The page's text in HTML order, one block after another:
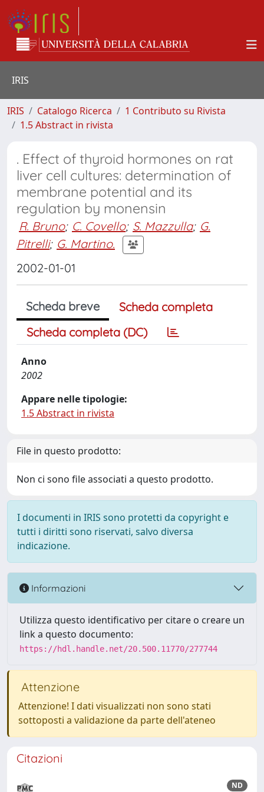
IRIS
IRIS Catalogo Ricerca
1 Contributo su Rivista
1.5 Abstract in rivista
. Effect of thyroid hormones on rat
liver cell cultures: determination of
membrane potential and its
regulation by monensin
R. Bruno; C. Covello; S. Mazzulla; G.
Pitrelli; G. Martino.
2002-01-01
Scheda breve
Scheda completa
Scheda completa (DC)
Anno
2002
Appare nelle tipologie:
1.5 Abstract in rivista
File in questo prodotto:
Non ci sono file associati a questo prodotto.
I documenti in IRIS sono protetti da copyright e
tutti i diritti sono riservati, salvo diversa
indicazione.
Informazioni
Utilizza questo identificativo per citare o creare un
link a questo documento:
https://hdl.handle.net/20.500.11770/277744
Attenzione
Attenzione! I dati visualizzati non sono stati
sottoposti a validazione da parte dell'ateneo
Citazioni
ND